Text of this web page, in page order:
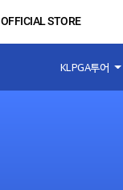
OFFICIAL STORE
KLPGA투어